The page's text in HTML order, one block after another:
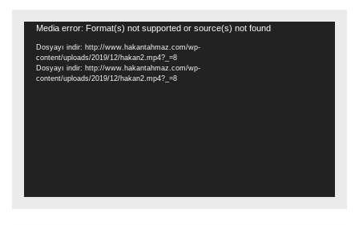
Video
oynatıcı
Media error: Format(s) not supported or source(s) not found
Dosyayı indir: http://www.hakantahmaz.com/wp-
content/uploads/2019/12/hakan2.mp4?_=8
Dosyayı indir: http://www.hakantahmaz.com/wp-
content/uploads/2019/12/hakan2.mp4?_=8